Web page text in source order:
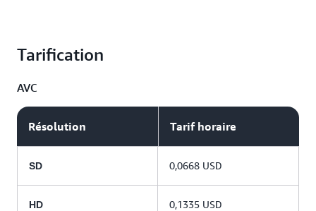
Tarification
AVC
Résolution Tarif horaire
SD 0,0668 USD
HD 0,1335 USD